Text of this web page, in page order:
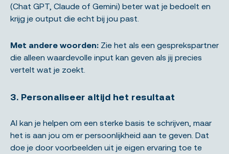
(Chat GPT, Claude of Gemini) beter wat je bedoelt en
krijg je output die echt bij jou past.
Met andere woorden: Zie het als een gesprekspartner
die alleen waardevolle input kan geven als jij precies
vertelt wat je zoekt.
3. Personaliseer altijd het resultaat
AI kan je helpen om een sterke basis te schrijven, maar
het is aan jou om er persoonlijkheid aan te geven. Dat
doe je door voorbeelden uit je eigen ervaring toe te